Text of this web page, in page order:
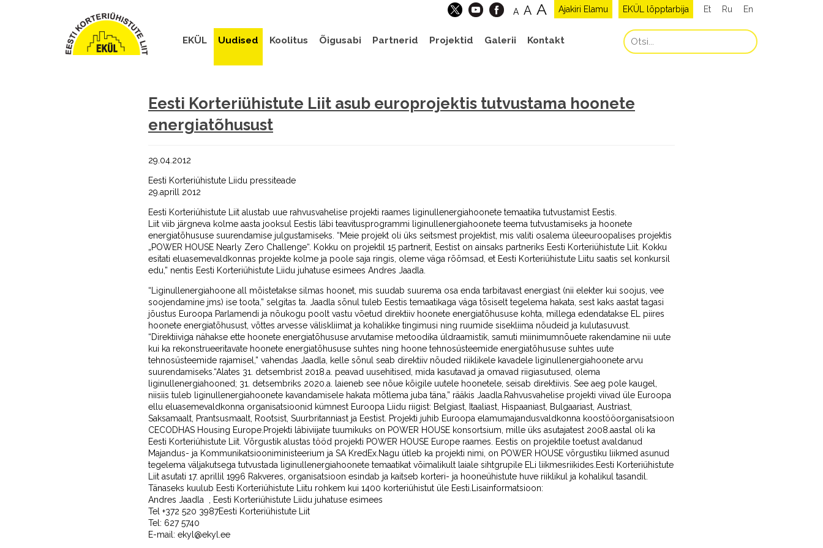
Et Ru En
EKÜL lõpptarbija
Ajakiri Elamu
A A A
EKÜL Uudised Koolitus Õigusabi Partnerid Projektid Galerii Kontakt
Eesti Korteriühistute Liit asub europrojektis tutvustama hoonete
energiatõhusust
29.04.2012
Eesti Korteriühistute Liidu pressiteade
29.aprill 2012
Eesti Korteriühistute Liit alustab uue rahvusvahelise projekti raames liginullenergiahoonete temaatika tutvustamist Eestis.
Liit viib järgneva kolme aasta jooksul Eestis läbi teavitusprogrammi liginullenergiahoonete teema tutvustamiseks ja hoonete
energiatõhususe suurendamise julgustamiseks. “Meie projekt oli üks seitsmest projektist, mis valiti osalema üleeuroopalises projektis
„POWER HOUSE Nearly Zero Challenge“. Kokku on projektil 15 partnerit, Eestist on ainsaks partneriks Eesti Korteriühistute Liit. Kokku
esitati eluasemevaldkonnas projekte kolme ja poole saja ringis, oleme väga rõõmsad, et Eesti Korteriühistute Liitu saatis sel konkursil
edu,” nentis Eesti Korteriühistute Liidu juhatuse esimees Andres Jaadla.
“Liginullenergiahoone all mõistetakse silmas hoonet, mis suudab suurema osa enda tarbitavast energiast (nii elekter kui soojus, vee
soojendamine jms) ise toota,” selgitas ta. Jaadla sõnul tuleb Eestis temaatikaga väga tõsiselt tegelema hakata, sest kaks aastat tagasi
jõustus Euroopa Parlamendi ja nõukogu poolt vastu võetud direktiiv hoonete energiatõhususe kohta, millega edendatakse EL piires
hoonete energiatõhusust, võttes arvesse väliskliimat ja kohalikke tingimusi ning ruumide sisekliima nõudeid ja kulutasuvust.
“Direktiiviga nähakse ette hoonete energiatõhususe arvutamise metoodika üldraamistik, samuti miinimumnõuete rakendamine nii uute
kui ka rekonstrueeritavate hoonete energiatõhususe suhtes ning hoone tehnosüsteemide energiatõhususe suhtes uute
tehnosüsteemide rajamisel,” vahendas Jaadla, kelle sõnul seab direktiiv nõuded riiklikele kavadele liginullenergiahoonete arvu
suurendamiseks.“Alates 31. detsembrist 2018.a. peavad uusehitised, mida kasutavad ja omavad riigiasutused, olema
liginullenergiahooned; 31. detsembriks 2020.a. laieneb see nõue kõigile uutele hoonetele, seisab direktiivis. See aeg pole kaugel,
niisiis tuleb liginullenergiahoonete kavandamisele hakata mõtlema juba täna,” rääkis Jaadla.Rahvusvahelise projekti viivad üle Euroopa
ellu eluasemevaldkonna organisatsioonid kümnest Euroopa Liidu riigist: Belgiast, Itaaliast, Hispaaniast, Bulgaariast, Austriast,
Saksamaalt, Prantsusmaalt, Rootsist, Suurbritanniast ja Eestist. Projekti juhib Euroopa elamumajandusvaldkonna koostööorganisatsioon
CECODHAS Housing Europe.Projekti läbiviijate tuumikuks on POWER HOUSE konsortsium, mille üks asutajatest 2008.aastal oli ka
Eesti Korteriühistute Liit. Võrgustik alustas tööd projekti POWER HOUSE Europe raames. Eestis on projektile toetust avaldanud
Majandus- ja Kommunikatsiooniministeerium ja SA KredEx.Nagu ütleb ka projekti nimi, on POWER HOUSE võrgustiku liikmed asunud
tegelema väljakutsega tutvustada liginullenergiahoonete temaatikat võimalikult laiale sihtgrupile ELi liikmesriikides.Eesti Korteriühistute
Liit asutati 17. aprillil 1996 Rakveres, organisatsioon esindab ja kaitseb korteri- ja hooneühistute huve riiklikul ja kohalikul tasandil.
Tänaseks kuulub Eesti Korteriühistute Liitu rohkem kui 1400 korteriühistut üle Eesti.Lisainformatsioon:
Andres Jaadla , Eesti Korteriühistute Liidu juhatuse esimees
Tel +372 520 3987Eesti Korteriühistute Liit
Tel: 627 5740
E-mail: ekyl@ekyl.ee